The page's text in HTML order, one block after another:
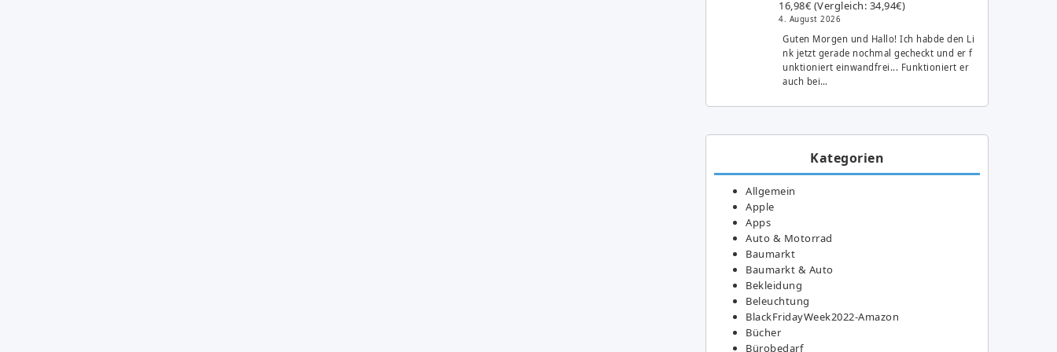
16,98€ (Vergleich: 34,94€)
4. August 2026
Guten Morgen und Hallo! Ich habde den Li
nk jetzt gerade nochmal gecheckt und er f
unktioniert einwandfrei... Funktioniert er
auch bei…
Kategorien
Allgemein
Apple
Apps
Auto & Motorrad
Baumarkt
Baumarkt & Auto
Bekleidung
Beleuchtung
BlackFridayWeek2022-Amazon
Bücher
Bürobedarf